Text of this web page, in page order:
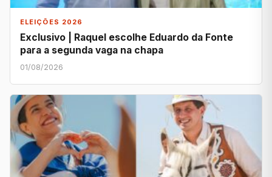
ELEIÇÕES 2026
Exclusivo | Raquel escolhe Eduardo da Fonte
para a segunda vaga na chapa
01/08/2026